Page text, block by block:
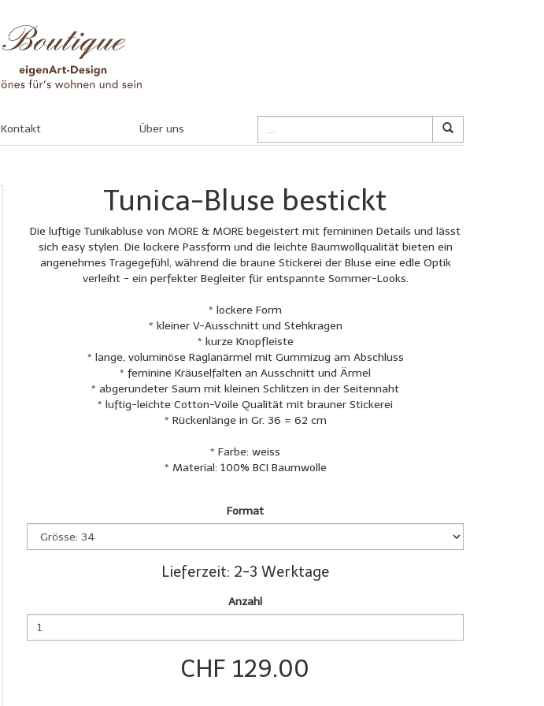
Kontakt Über uns
Tunica-Bluse bestickt
Die luftige Tunikabluse von MORE & MORE begeistert mit femininen Details und lässt
sich easy stylen. Die lockere Passform und die leichte Baumwollqualität bieten ein
angenehmes Tragegefühl, während die braune Stickerei der Bluse eine edle Optik
verleiht - ein perfekter Begleiter für entspannte Sommer-Looks.
* lockere Form
* kleiner V-Ausschnitt und Stehkragen
* kurze Knopfleiste
* lange, voluminöse Raglanärmel mit Gummizug am Abschluss
* feminine Kräuselfalten an Ausschnitt und Ärmel
* abgerundeter Saum mit kleinen Schlitzen in der Seitennaht
* luftig-leichte Cotton-Voile Qualität mit brauner Stickerei
* Rückenlänge in Gr. 36 = 62 cm
* Farbe: weiss
* Material: 100% BCI Baumwolle
Format
Lieferzeit: 2-3 Werktage
Anzahl
CHF 129.00